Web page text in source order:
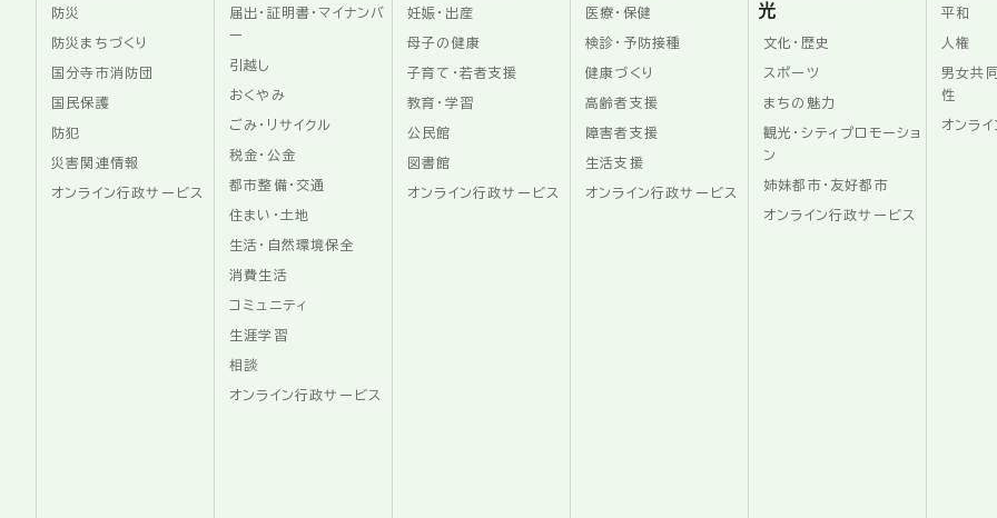
防災
防災まちづくり
国分寺市消防団
国民保護
防犯
災害関連情報
オンライン行政サービス
届出・証明書・マイナンバ
ー
引越し
おくやみ
ごみ・リサイクル
税金・公金
都市整備・交通
住まい・土地
生活・自然環境保全
消費生活
コミュニティ
生涯学習
相談
オンライン行政サービス
妊娠・出産
母子の健康
子育て・若者支援
教育・学習
公民館
図書館
オンライン行政サービス
医療・保健
検診・予防接種
健康づくり
高齢者支援
障害者支援
生活支援
オンライン行政サービス
光
文化・歴史
スポーツ
まちの魅力
観光・シティプロモーショ
ン
姉妹都市・友好都市
オンライン行政サービス
平和
人権
男女共
性
オンラ